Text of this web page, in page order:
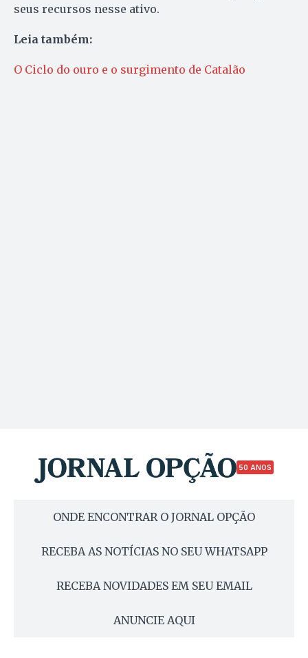
seus recursos nesse ativo.
Leia também:
O Ciclo do ouro e o surgimento de Catalão
50 ANOS
ONDE ENCONTRAR O JORNAL OPÇÃO
RECEBA AS NOTÍCIAS NO SEU WHATSAPP
RECEBA NOVIDADES EM SEU EMAIL
ANUNCIE AQUI